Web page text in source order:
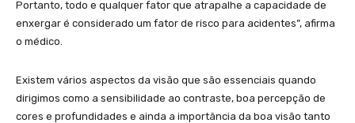
Portanto, todo e qualquer fator que atrapalhe a capacidade de
enxergar é considerado um fator de risco para acidentes”, afirma
o médico.
Existem vários aspectos da visão que são essenciais quando
dirigimos como a sensibilidade ao contraste, boa percepção de
cores e profundidades e ainda a importância da boa visão tanto